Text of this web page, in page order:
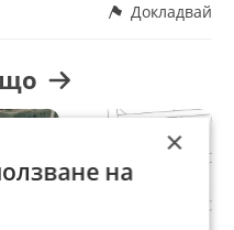
и оглед обадете се на
Докладвай
×
на